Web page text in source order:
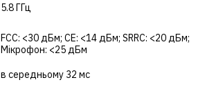
5.8 ГГц
FCC: <30 дБм; CE: <14 дБм; SRRC: <20 дБм;
Мікрофон: <25 дБм
в середньому 32 мс